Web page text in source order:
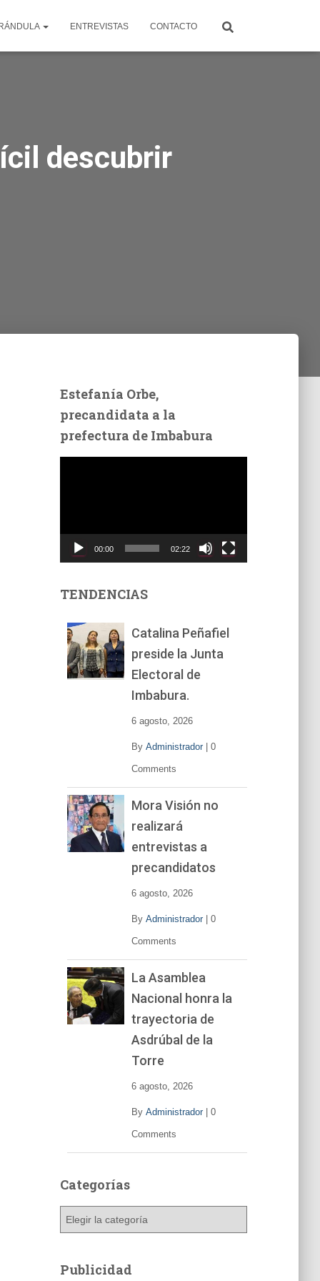
ENTREVISTAS CONTACTO
descubrir
Estefanía Orbe,
precandidata a la
prefectura de Imbabura
t
00:00 02:22
TENDENCIAS
Catalina Peñafiel
preside la Junta
Electoral de
Imbabura.
6 agosto, 2026
By Administrador| 0
Comments
Mora Visión no
realizará
entrevistas a
precandidatos
6 agosto, 2026
By Administrador| 0
Comments
La Asamblea
Nacional honra la
trayectoria de
Asdrúbal de la
Torre
6 agosto, 2026
By Administrador| 0
Comments
Categorías
g
Publicidad